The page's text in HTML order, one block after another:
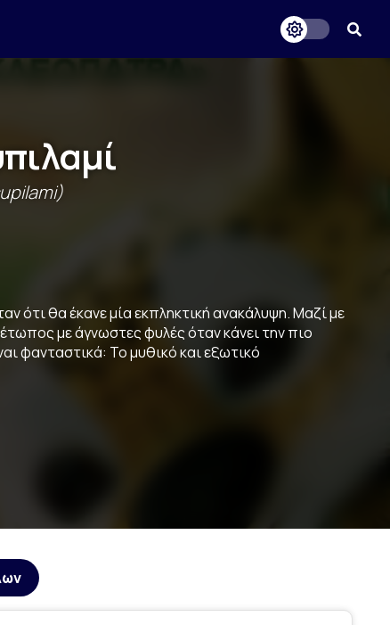
ότι θα έκανε µία εκπληκτική ανακάλυψη. Μαζί µε
µε άγνωστες φυλές όταν κάνει την πιο
φανταστικά: To µυθικό και εξωτικό